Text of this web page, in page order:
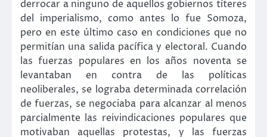
derrocar a ninguno de aquellos gobiernos títeres
del imperialismo, como antes lo fue Somoza,
pero en este último caso en condiciones que no
permitían una salida pacífica y electoral. Cuando
las fuerzas populares en los años noventa se
levantaban en contra de las políticas
neoliberales, se lograba determinada correlación
de fuerzas, se negociaba para alcanzar al menos
parcialmente las reivindicaciones populares que
motivaban aquellas protestas, y las fuerzas